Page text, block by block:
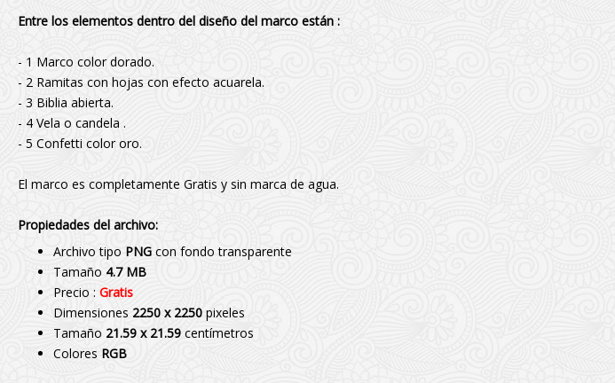
Entre los elementos dentro del diseño del marco están :
- 1 Marco color dorado.
- 2 Ramitas con hojas con efecto acuarela.
- 3 Biblia abierta.
- 4 Vela o candela .
- 5 Confetti color oro.
El marco es completamente Gratis y sin marca de agua.
Propiedades del archivo:
Archivo tipo PNG con fondo transparente
Tamaño 4.7 MB
Precio : Gratis
Dimensiones 2250 x 2250 pixeles
Tamaño 21.59 x 21.59 centímetros
Colores RGB